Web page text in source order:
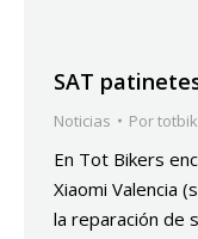
SAT
Noticias Por
En Tot Bikers
Xiaomi Valencia
la reparación de